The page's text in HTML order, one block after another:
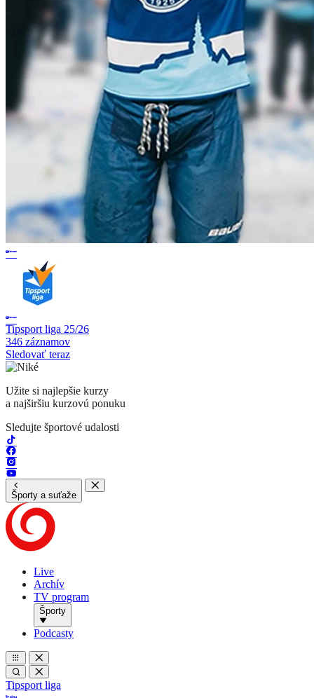
Tipsport liga 25/26
346 záznamov
Sledovať teraz
Užite si najlepšie kurzy
a najširšiu kurzovú ponuku
Sledujte športové udalosti
Športy a suťaže
Live
Archív
TV program
Športy
Podcasty
Tipsport liga